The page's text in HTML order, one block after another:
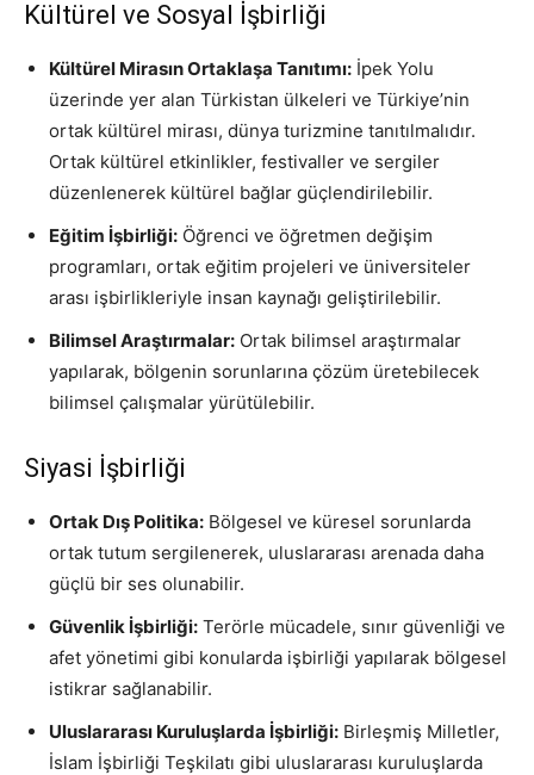
Kültürel ve Sosyal İşbirliği
Kültürel Mirasın Ortaklaşa Tanıtımı: İpek Yolu
üzerinde yer alan Türkistan ülkeleri ve Türkiye’nin
ortak kültürel mirası, dünya turizmine tanıtılmalıdır.
Ortak kültürel etkinlikler, festivaller ve sergiler
düzenlenerek kültürel bağlar güçlendirilebilir.
Eğitim İşbirliği: Öğrenci ve öğretmen değişim
programları, ortak eğitim projeleri ve üniversiteler
arası işbirlikleriyle insan kaynağı geliştirilebilir.
Bilimsel Araştırmalar: Ortak bilimsel araştırmalar
yapılarak, bölgenin sorunlarına çözüm üretebilecek
bilimsel çalışmalar yürütülebilir.
Siyasi İşbirliği
Ortak Dış Politika: Bölgesel ve küresel sorunlarda
ortak tutum sergilenerek, uluslararası arenada daha
güçlü bir ses olunabilir.
Güvenlik İşbirliği: Terörle mücadele, sınır güvenliği ve
afet yönetimi gibi konularda işbirliği yapılarak bölgesel
istikrar sağlanabilir.
Uluslararası Kuruluşlarda İşbirliği: Birleşmiş Milletler,
İslam İşbirliği Teşkilatı gibi uluslararası kuruluşlarda